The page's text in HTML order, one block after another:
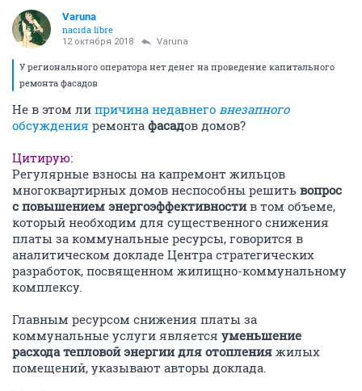
Varuna
nacida libre
12 октября 2018 Varuna
У регионального оператора нет денег на проведение капитального
ремонта фасадов
Не в этом ли причина недавнего внезапного
обсуждения ремонта фасадов домов?
Цитирую:
Регулярные взносы на капремонт жильцов
многоквартирных домов неспособны решить вопрос
с повышением энергоэффективностив том объеме,
который необходим для существенного снижения
платы за коммунальные ресурсы, говорится в
аналитическом докладе Центра стратегических
разработок, посвященном жилищно-коммунальному
комплексу.
Главным ресурсом снижения платы за
коммунальные услуги является уменьшение
расхода тепловой энергии для отопления жилых
помещений, указывают авторы доклада.